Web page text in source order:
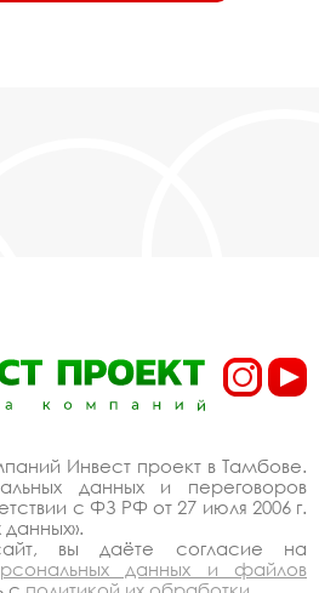
Инвест проект в Тамбове.
данных и переговоров
с ФЗ РФ от 27 июля 2006 г.
вы даёте согласие на
данных и файлов